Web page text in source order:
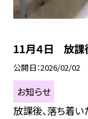
11月４日 放課
公開日 2026/02/02
お知らせ
放課後、落ち着